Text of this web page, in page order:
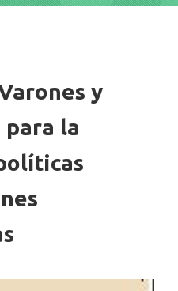
y
para la